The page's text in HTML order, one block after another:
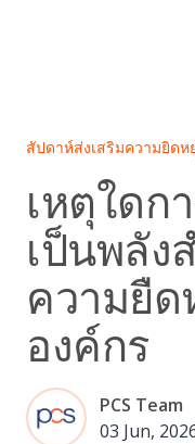
สัปดาห์ส่งเสริมความยิดห
เหตุใดก
เป็นพลั
ความยื
องค์กร
PCS Team
03 Jun,